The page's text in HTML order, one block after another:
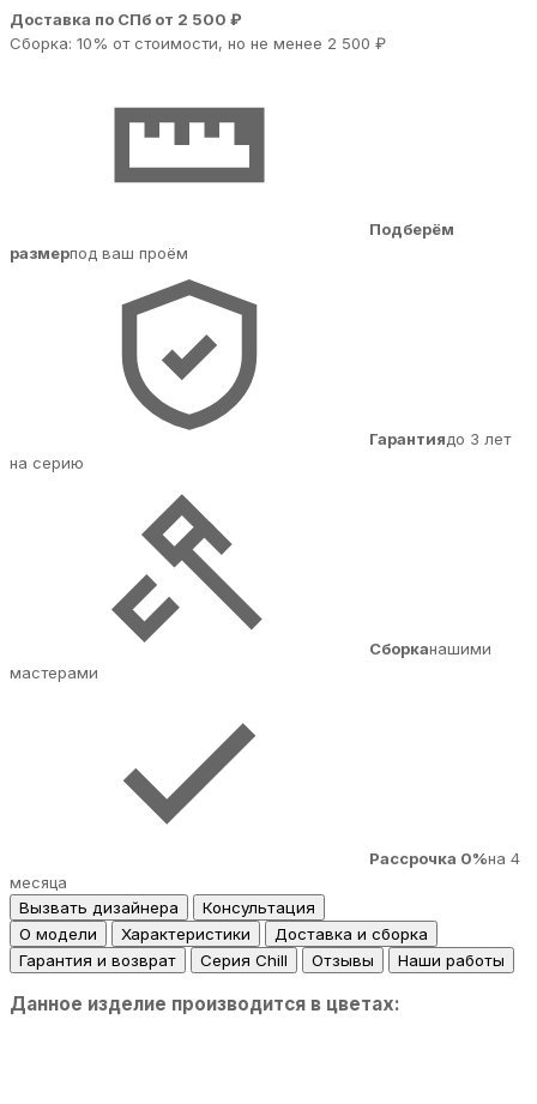
Доставка по СПб от 2 500 ₽
Сборка: 10% от стоимости, но не менее 2 500 ₽
Подберём
размерпод ваш проём
Гарантиядо 3 лет
на серию
Сборканашими
мастерами
Рассрочка 0%на 4
месяца
Вызвать дизайнера
Консультация
О модели
Характеристики
Доставка и сборка
Гарантия и возврат
Серия Chill Отзывы Наши работы
Данное изделие производится в цветах: